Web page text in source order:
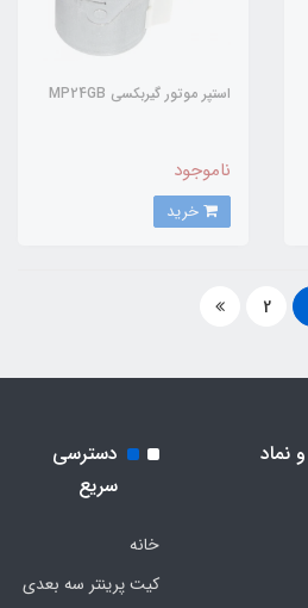
استپر موتور گیربکسی MP24GB
ناموجود
2
نماد
دسترسی
سریع
خانه
کیت پرینتر سه بعدی